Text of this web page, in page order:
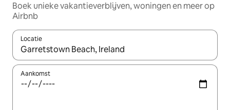
Boek unieke vakantieverblijven, woningen en meer op
Airbnb
Locatie
Wanneer er resultaten beschikbaar zijn, maak je een keuze
Aankomst